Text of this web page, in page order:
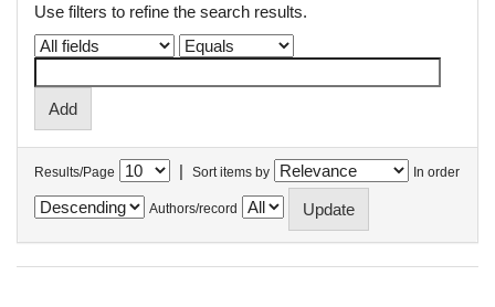
Use filters to refine the search results.
Results/Page | Sort items by In order
Authors/record